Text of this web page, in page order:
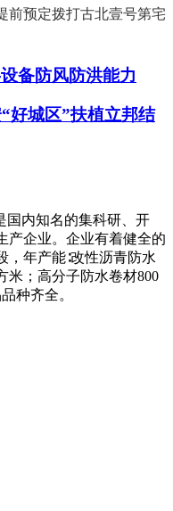
前预定拨打古北壹号第宅
备防风防洪能力
好城区”扶植立邦结
国内知名的集科研、开
产企业。企业有着健全的
，年产能∶改性沥青防水
米；高分子防水卷材800
种齐全。